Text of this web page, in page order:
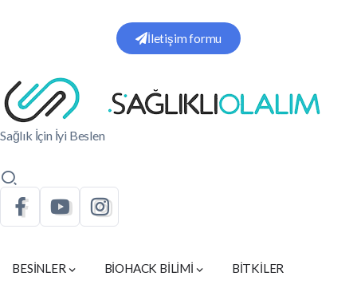
İletişim formu
Sağlık İçin İyi Beslen
BESİNLER BİOHACK BİLİMİ BİTKİLER